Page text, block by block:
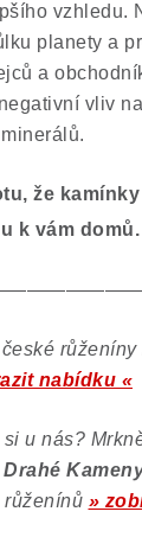
vzhledu.
planety a
a
vliv
že
k vám domů.
nabídku «
u nás?
Drahé
růženínů »